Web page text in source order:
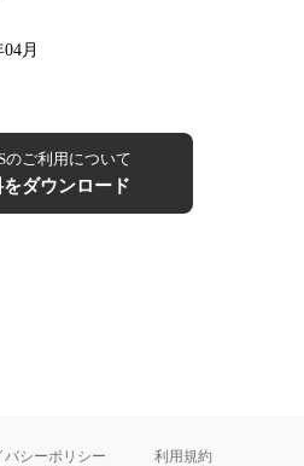
月
のご利用について
をダウンロード
バシーポリシー 利用規約